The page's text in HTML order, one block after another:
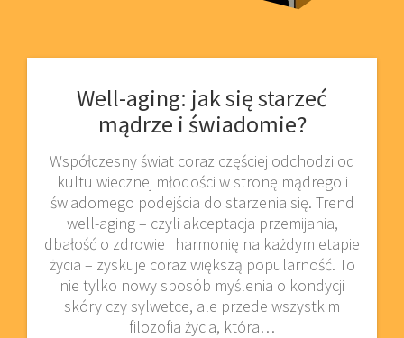
Well-aging: jak się starzeć
mądrze i świadomie?
Współczesny świat coraz częściej odchodzi od
kultu wiecznej młodości w stronę mądrego i
świadomego podejścia do starzenia się. Trend
well-aging – czyli akceptacja przemijania,
dbałość o zdrowie i harmonię na każdym etapie
życia – zyskuje coraz większą popularność. To
nie tylko nowy sposób myślenia o kondycji
skóry czy sylwetce, ale przede wszystkim
filozofia życia, która…